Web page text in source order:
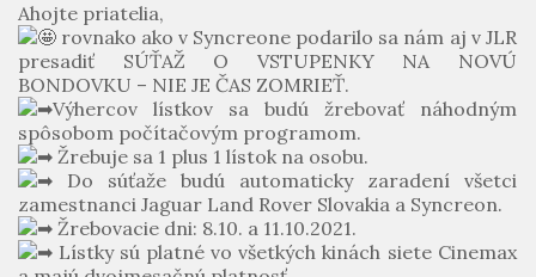
Ahojte priatelia,
rovnako ako v Syncreone podarilo sa nám aj v JLR
presadiť SÚŤAŽ O VSTUPENKY NA NOVÚ
BONDOVKU – NIE JE ČAS ZOMRIEŤ.
Výhercov lístkov sa budú žrebovať náhodným
spôsobom počítačovým programom.
Žrebuje sa 1 plus 1 lístok na osobu.
Do súťaže budú automaticky zaradení všetci
zamestnanci Jaguar Land Rover Slovakia a Syncreon.
Žrebovacie dni: 8.10. a 11.10.2021.
Lístky sú platné vo všetkých kinách siete Cinemax